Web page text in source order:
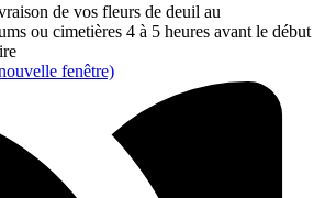
de vos fleurs de deuil au
ou cimetières 4 à 5 heures avant le début
fenêtre)